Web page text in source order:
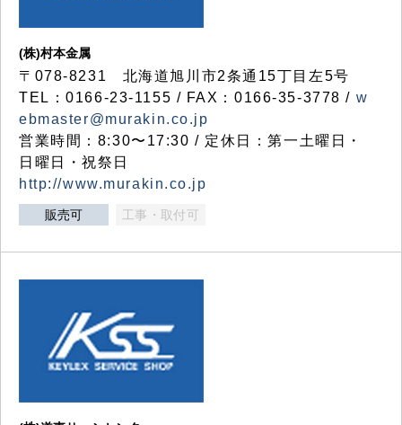
(株)村本金属
〒078-8231 北海道旭川市2条通15丁目左5号
TEL：0166-23-1155 / FAX：0166-35-3778 / w
ebmaster@murakin.co.jp
営業時間：8:30〜17:30 / 定休日：第一土曜日・
日曜日・祝祭日
http://www.murakin.co.jp
販売可 工事・取付可